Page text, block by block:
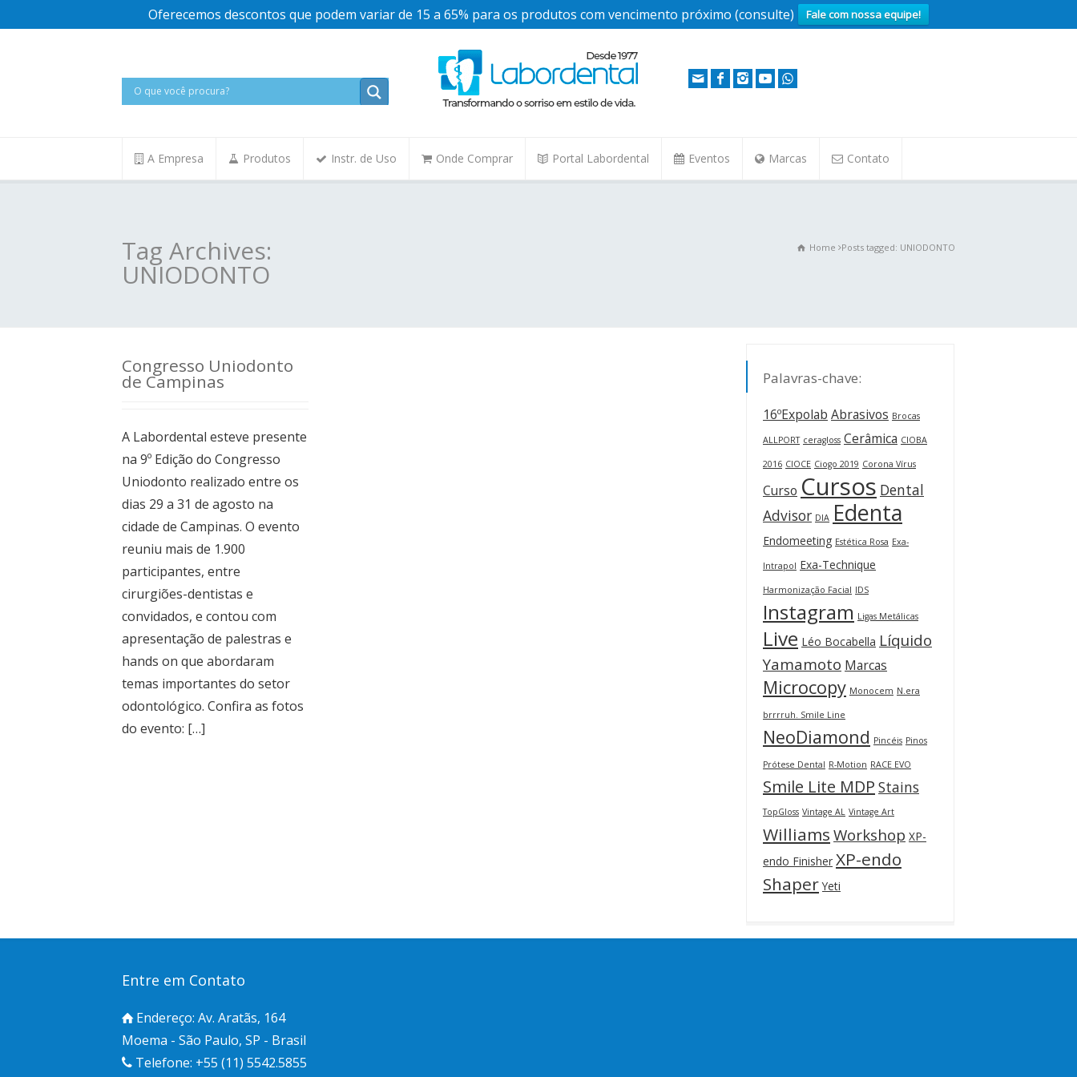
Oferecemos descontos que podem variar de 15 a 65% para os produtos com vencimento próximo (consulte) Fale com nossa equipe!
A Empresa Produtos Instr. de Uso Onde Comprar Portal Labordental Eventos Marcas Contato
Tag Archives:
UNIODONTO
Home Posts tagged: UNIODONTO
Congresso Uniodonto
de Campinas
A Labordental esteve presente
na 9º Edição do Congresso
Uniodonto realizado entre os
dias 29 a 31 de agosto na
cidade de Campinas. O evento
reuniu mais de 1.900
participantes, entre
cirurgiões-dentistas e
convidados, e contou com
apresentação de palestras e
hands on que abordaram
temas importantes do setor
odontológico. Confira as fotos
do evento: […]
Palavras-chave:
16ºExpolab Abrasivos Brocas
ALLPORT ceragloss Cerâmica CIOBA
2016 CIOCE Ciogo 2019 Corona Vírus
Curso Cursos Dental
Advisor DIA Edenta
Endomeeting Estética Rosa Exa-
Intrapol Exa-Technique
Harmonização Facial IDS
Instagram Ligas Metálicas
Live Léo Bocabella Líquido
Yamamoto Marcas
Microcopy Monocem N.era
brrrruh. Smile Line
NeoDiamond Pincéis Pinos
Prótese Dental R-Motion RACE EVO
Smile Lite MDP Stains
TopGloss Vintage AL Vintage Art
WilliamsWorkshop XP-
endo Finisher XP-endo
Shaper Yeti
Entre em Contato
Endereço: Av. Aratãs, 164
Moema - São Paulo, SP - Brasil
Telefone: +55 (11) 5542.5855